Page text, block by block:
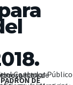
la ciudadanía en general la respectiva: